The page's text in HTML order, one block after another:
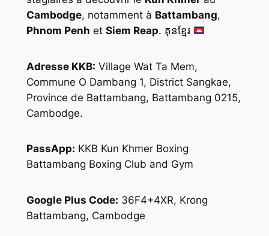
Cambodge, notamment à Battambang,
Phnom Penh et Siem Reap. គុនខ្មែរ
Adresse KKB: Village Wat Ta Mem,
Commune O Dambang 1, District Sangkae,
Province de Battambang, Battambang 0215,
Cambodge.
PassApp: KKB Kun Khmer Boxing
Battambang Boxing Club and Gym
Google Plus Code: 36F4+4XR, Krong
Battambang, Cambodge